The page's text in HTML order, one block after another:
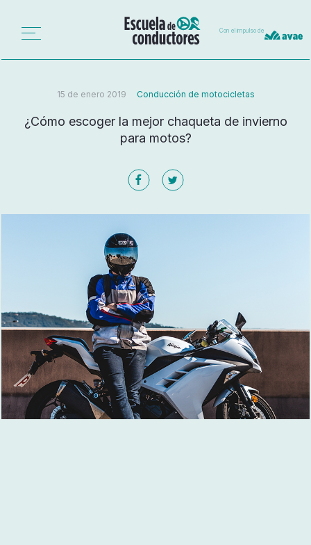
Con el impulso de
15 de enero 2019 Conducción de motocicletas
¿Cómo escoger la mejor chaqueta de invierno
para motos?